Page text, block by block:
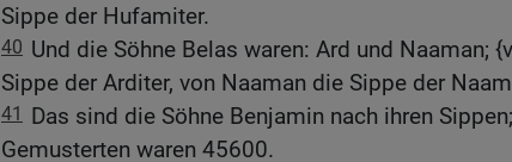
Sippe der Hufamiter.
40 Und die Söhne Belas waren: Ard und Naaman;
Sippe der Arditer, von Naaman die Sippe der
41
Das sind die Söhne Benjamin nach ihren
Gemusterten waren 45600.